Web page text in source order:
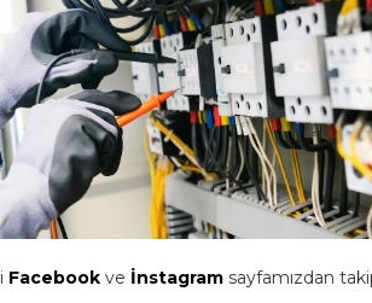
Facebook ve İnstagram sayfamızdan